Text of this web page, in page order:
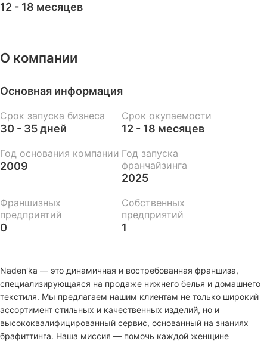
12 - 18 месяцев
О компании
Основная информация
Срок запуска бизнеса
30 - 35 дней
Срок окупаемости
12 - 18 месяцев
Год основания компании
2009
Год запуска
франчайзинга
2025
Франшизных
предприятий
0
Собственных
предприятий
1
Naden'ka — это динамичная и востребованная франшиза,
специализирующаяся на продаже нижнего белья и домашнего
текстиля. Мы предлагаем нашим клиентам не только широкий
ассортимент стильных и качественных изделий, но и
высококвалифицированный сервис, основанный на знаниях
брафиттинга. Наша миссия — помочь каждой женщине